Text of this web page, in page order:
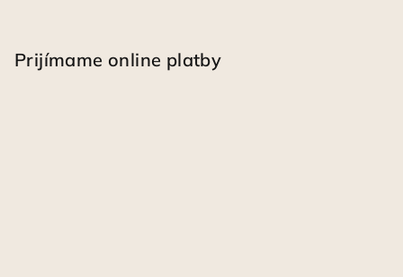
Prijímame online platby